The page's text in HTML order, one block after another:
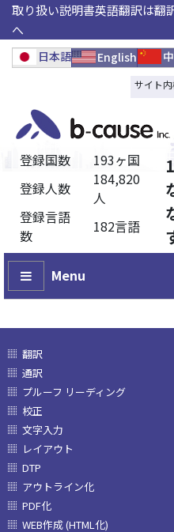
取り扱い説明書英語翻訳は翻
へ